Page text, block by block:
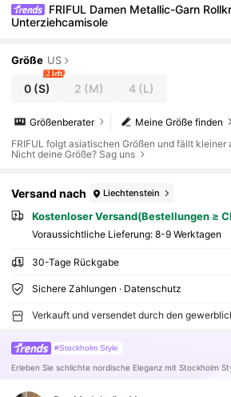
FRIFUL Damen Metallic-Garn
Unterziehcamisole
Größe US
0 (S)
2 left
2 (M) 4(L)
Meine Größe finden
Größenberater
FRIFUL folgt asiatischen Größen und fällt kleiner
Nicht deine Größe? Sag uns
Versand nach Liechtenstein
Kostenloser Versand(Bestellungen ≥
Voraussichtliche Lieferung: 8-9 Werktagen
30-Tage Rückgabe
Sichere Zahlungen · Datenschutz
Verkauft und versendet durch den
#Stockholm Style
Erleben Sie schlichte nordische Eleganz mit Stockholm